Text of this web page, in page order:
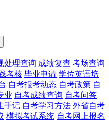
处理查询 成绩复查 考场查询
考核 毕业申请 学位英语培
自考报考动态 自考政策 自
业 自考成绩查询 自考问答
手记 自考学习方法 外省自考
模拟考试系统 自考网上报名